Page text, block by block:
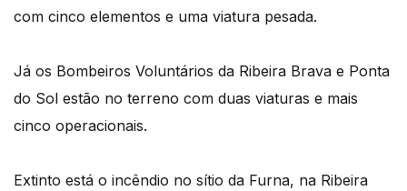
com cinco elementos e uma viatura pesada.
Já os Bombeiros Voluntários da Ribeira Brava e Ponta
do Sol estão no terreno com duas viaturas e mais
cinco operacionais.
Extinto está o incêndio no sítio da Furna, na Ribeira